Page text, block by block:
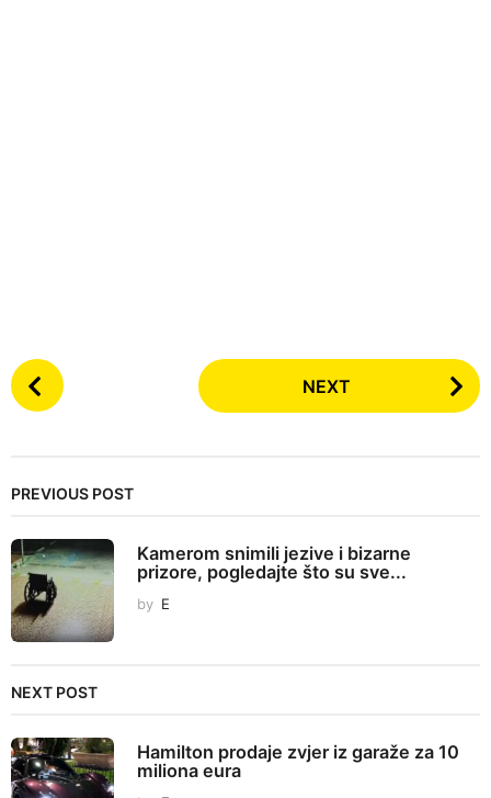
P
o
P
g
i
n
a
i
n
NEXT
PREVIOUS POST
Kamerom snimili jezive i bizarne
prizore, pogledajte što su sve...
by E
NEXT POST
Hamilton prodaje zvjer iz garaže za 10
miliona eura